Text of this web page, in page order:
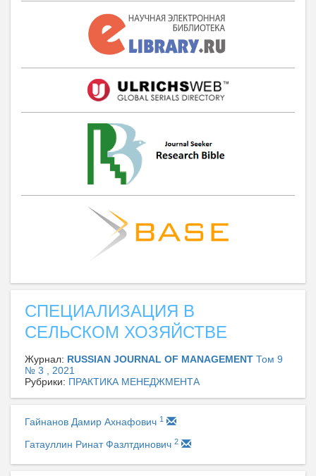
СПЕЦИАЛИЗАЦИЯ В
СЕЛЬСКОМ ХОЗЯЙСТВЕ
Журнал: RUSSIAN JOURNAL OF MANAGEMENT Том 9
№ 3 , 2021
Рубрики: ПРАКТИКА МЕНЕДЖМЕНТА
Гайнанов Дамир Ахнафович 1
Гатауллин Ринат Фазлтдинович 2